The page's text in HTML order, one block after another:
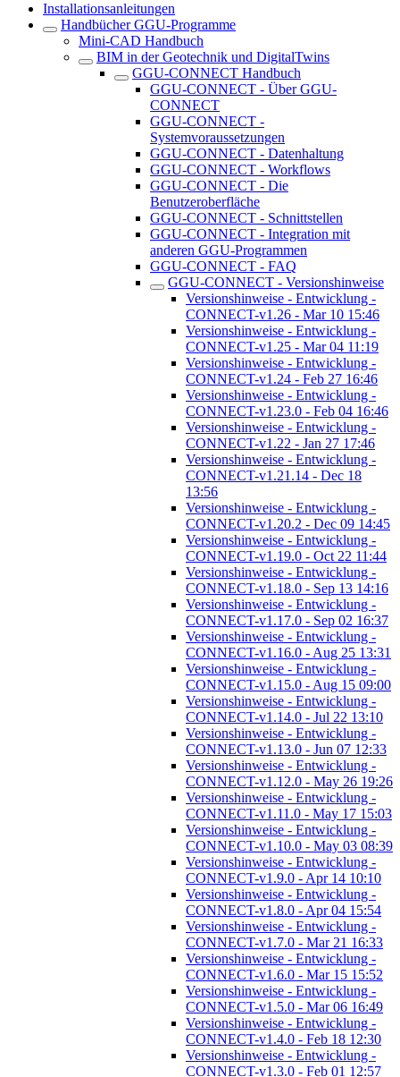
Installationsanleitungen
Handbücher GGU-Programme
Mini-CAD Handbuch
BIM in der Geotechnik und DigitalTwins
GGU-CONNECT Handbuch
GGU-CONNECT - Über GGU-
CONNECT
GGU-CONNECT -
Systemvoraussetzungen
GGU-CONNECT - Datenhaltung
GGU-CONNECT - Workflows
GGU-CONNECT - Die
Benutzeroberfläche
GGU-CONNECT - Schnittstellen
GGU-CONNECT - Integration mit
anderen GGU-Programmen
GGU-CONNECT - FAQ
GGU-CONNECT - Versionshinweise
Versionshinweise - Entwicklung -
CONNECT-v1.26 - Mar 10 15:46
Versionshinweise - Entwicklung -
CONNECT-v1.25 - Mar 04 11:19
Versionshinweise - Entwicklung -
CONNECT-v1.24 - Feb 27 16:46
Versionshinweise - Entwicklung -
CONNECT-v1.23.0 - Feb 04 16:46
Versionshinweise - Entwicklung -
CONNECT-v1.22 - Jan 27 17:46
Versionshinweise - Entwicklung -
CONNECT-v1.21.14 - Dec 18
13:56
Versionshinweise - Entwicklung -
CONNECT-v1.20.2 - Dec 09 14:45
Versionshinweise - Entwicklung -
CONNECT-v1.19.0 - Oct 22 11:44
Versionshinweise - Entwicklung -
CONNECT-v1.18.0 - Sep 13 14:16
Versionshinweise - Entwicklung -
CONNECT-v1.17.0 - Sep 02 16:37
Versionshinweise - Entwicklung -
CONNECT-v1.16.0 - Aug 25 13:31
Versionshinweise - Entwicklung -
CONNECT-v1.15.0 - Aug 15 09:00
Versionshinweise - Entwicklung -
CONNECT-v1.14.0 - Jul 22 13:10
Versionshinweise - Entwicklung -
CONNECT-v1.13.0 - Jun 07 12:33
Versionshinweise - Entwicklung -
CONNECT-v1.12.0 - May 26 19:26
Versionshinweise - Entwicklung -
CONNECT-v1.11.0 - May 17 15:03
Versionshinweise - Entwicklung -
CONNECT-v1.10.0 - May 03 08:39
Versionshinweise - Entwicklung -
CONNECT-v1.9.0 - Apr 14 10:10
Versionshinweise - Entwicklung -
CONNECT-v1.8.0 - Apr 04 15:54
Versionshinweise - Entwicklung -
CONNECT-v1.7.0 - Mar 21 16:33
Versionshinweise - Entwicklung -
CONNECT-v1.6.0 - Mar 15 15:52
Versionshinweise - Entwicklung -
CONNECT-v1.5.0 - Mar 06 16:49
Versionshinweise - Entwicklung -
CONNECT-v1.4.0 - Feb 18 12:30
Versionshinweise - Entwicklung -
CONNECT-v1.3.0 - Feb 01 12:57